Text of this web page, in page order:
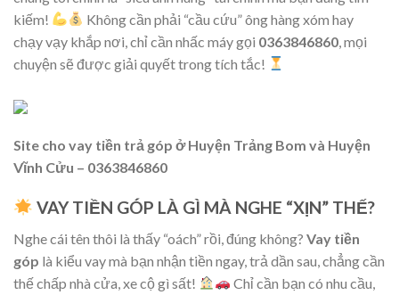
kiếm!
Không cần phải “cầu cứu” ông hàng xóm hay
chạy vạy khắp nơi, chỉ cần nhấc máy gọi 0363846860 , mọi
chuyện sẽ được giải quyết trong tích tắc!
Site cho vay tiền trả góp ở Huyện Trảng Bom và Huyện
Vĩnh Cửu – 0363846860
VAY TIỀN GÓP LÀ GÌ MÀ NGHE “XỊN” THẾ?
Nghe cái tên thôi là thấy “oách” rồi, đúng không? Vay tiền
góp là kiểu vay mà bạn nhận tiền ngay, trả dần sau, chẳng cần
thế chấp nhà cửa, xe cộ gì sất!
Chỉ cần bạn có nhu cầu,